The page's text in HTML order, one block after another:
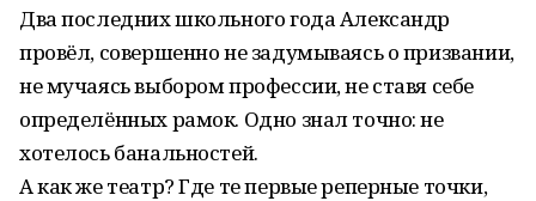
Два последних школьного года Александр
провёл, совершенно не задумываясь о призвании,
не мучаясь выбором профессии, не ставя себе
определённых рамок. Одно знал точно: не
хотелось банальностей.
А как же театр? Где те первые реперные точки,